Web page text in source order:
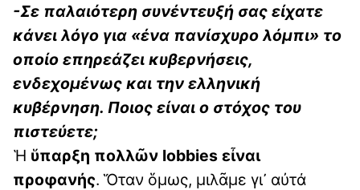
-Σε παλαιότερη συνέντευξή σας είχατε
κάνει λόγο για «ένα πανίσχυρο λόμπι» το
οποίο επηρεάζει κυβερνήσεις,
ενδεχομένως και την ελληνική
κυβέρνηση. Ποιος είναι ο στόχος του
πιστεύετε;
Ἡ ὕπαρξη πολλῶν lobbies εἶναι
προφανής. Ὅταν ὅμως, μιλᾶμε γι᾽ αὐτά